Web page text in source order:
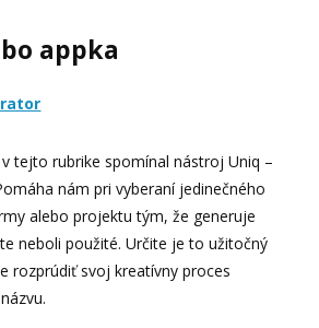
appka
tejto rubrike spomínal nástroj Uniq –
nám pri vyberaní jedinečného
alebo projektu tým, že generuje
neboli použité. Určite je to užitočný
rozprúdiť svoj kreatívny proces